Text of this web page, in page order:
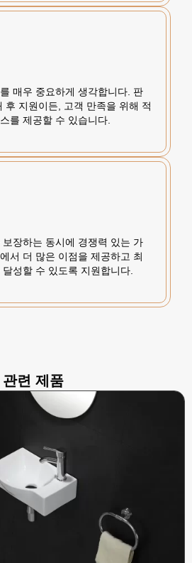
매우 중요하게 생각합니다. 판
후 지원이든, 고객 만족을 위해 적
를 제공할 수 있습니다.
장하는 동시에 경쟁력 있는 가
서 더 많은 이점을 제공하고 최
성할 수 있도록 지원합니다.
관련 제품